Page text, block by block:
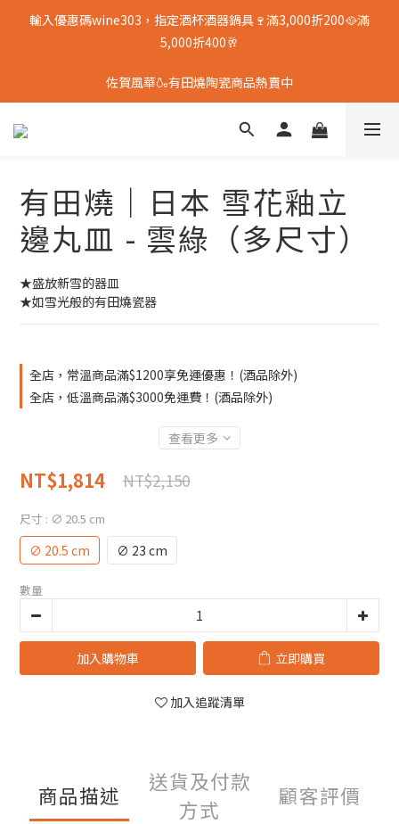
輸入優惠碼wine303，指定酒杯酒器鍋具🍷滿3,000折200🥘滿
5,000折400🥂
佐賀風華🍶有田燒陶瓷商品熱賣中
有田燒｜日本 雪花釉立
邊丸皿 - 雲綠（多尺寸）
★盛放新雪的器皿
★如雪光般的有田燒瓷器
全店，常溫商品滿$1200享免運優惠！(酒品除外)
全店，低溫商品滿$3000免運費！(酒品除外)
查看更多
NT$2,150
NT$1,814
尺寸 : ∅ 20.5 cm
∅ 20.5 cm ∅ 23 cm
數量
加入購物車 立即購買
加入追蹤清單
商品描述
送貨及付款
方式
顧客評價